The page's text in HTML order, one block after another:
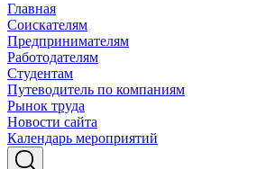
Главная
Соискателям
Предпринимателям
Работодателям
Студентам
Путеводитель по компаниям
Рынок труда
Новости сайта
Календарь мероприятий